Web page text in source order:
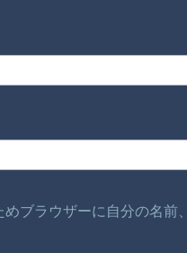
ブラウザーに自分の名